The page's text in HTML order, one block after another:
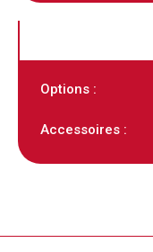
Options :
Accessoires :